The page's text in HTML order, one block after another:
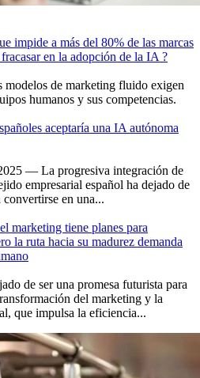
impide a más del 80% de las marcas
en la adopción de la IA ?
modelos de marketing fluido exigen
humanos y sus competencias.
aceptaría una IA autónoma
— La progresiva integración de
empresarial español ha dejado de
en una...
marketing tiene planes para
la ruta hacia su madurez demanda
de ser una promesa futurista para
del marketing y la
que impulsa la eficiencia...